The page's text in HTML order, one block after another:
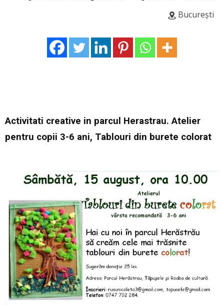
București
Activitati creative in parcul Herastrau. Atelier
pentru copii 3-6 ani, Tablouri din burete colorat